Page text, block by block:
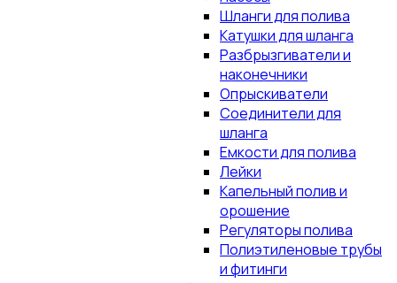
Шланги для полива
Катушки для шланга
Разбрызгиватели и
наконечники
Опрыскиватели
Соединители для
шланга
Емкости для полива
Лейки
Капельный полив и
орошение
Регуляторы полива
Полиэтиленовые трубы
и фитинги